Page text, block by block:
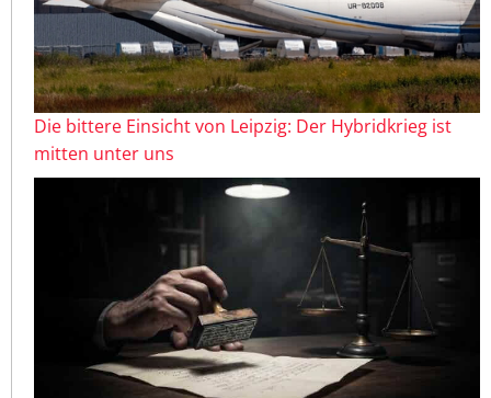
Die bittere Einsicht von Leipzig: Der Hybridkrieg ist
mitten unter uns